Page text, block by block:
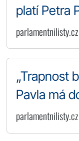
platí Petra
„Trapnost
Pavla má